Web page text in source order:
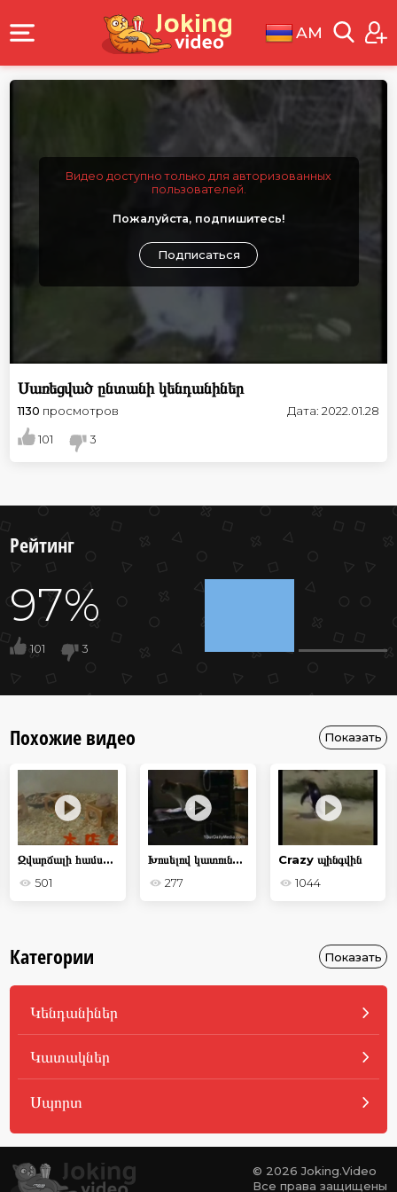
AM
Видео доступно только для авторизованных
пользователей.
Пожалуйста, подпишитесь!
Подписаться
Սառեցված ընտանի կենդանիներ
1130 просмотров Дата: 2022.01.28
101 3
Рейтинг
97%
101 3
Похожие видео Показать
Զվարճալի համստերներ
501
Խոսելով կատուների մասին
277
Crazy պինգվին
1044
Категории Показать
Կենդանիներ
Կատակներ
Սպորտ
© 2026 Joking.Video
Все права защищены